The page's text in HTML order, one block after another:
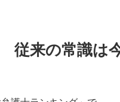
従来の常識は